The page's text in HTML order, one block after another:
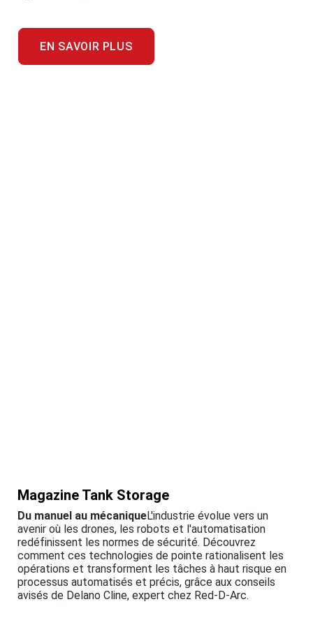
EN SAVOIR PLUS
Magazine Tank Storage
Du manuel au mécaniqueL'industrie évolue vers un
avenir où les drones, les robots et l'automatisation
redéfinissent les normes de sécurité. Découvrez
comment ces technologies de pointe rationalisent les
opérations et transforment les tâches à haut risque en
processus automatisés et précis, grâce aux conseils
avisés de Delano Cline, expert chez Red-D-Arc.